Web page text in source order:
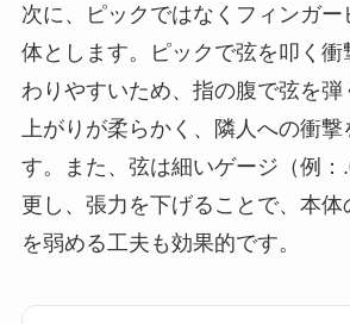
次に、ピックではなくフィンガー
体とします。ピックで弦を叩く
わりやすいため、指の腹で弦を弾
上がりが柔らかく、隣人への衝撃
す。また、弦は細いゲージ（例
更し、張力を下げることで、本
を弱める工夫も効果的です。